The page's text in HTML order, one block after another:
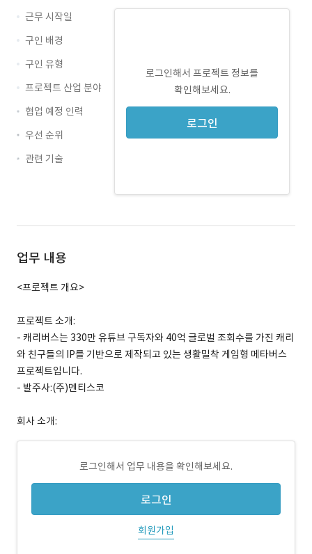
로그인해서 프로젝트 정보를
확인해보세요.
로그인
근무 시작일
구인 배경
구인 유형
프로젝트 산업 분야
협업 예정 인력
우선 순위
관련 기술
업무 내용
<프로젝트 개요>
프로젝트 소개:
- 캐리버스는 330만 유튜브 구독자와 40억 글로벌 조회수를 가진 캐리
와 친구들의 IP를 기반으로 제작되고 있는 생활밀착 게임형 메타버스
프로젝트입니다.
- 발주사:(주)멘티스코
회사 소개:
로그인해서 업무 내용을 확인해보세요.
로그인
회원가입